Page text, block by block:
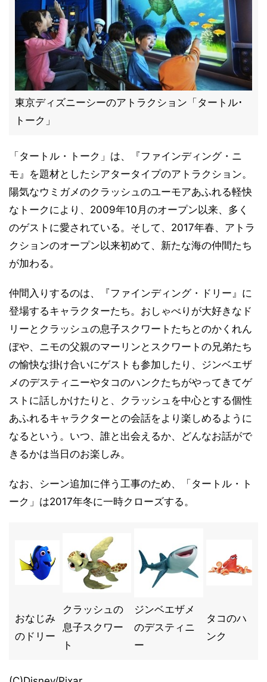
東京ディズニーシーのアトラクション「タートル･
トーク」
「タートル・トーク」は、『ファインディング・ニ
モ』を題材としたシアタータイプのアトラクション。
陽気なウミガメのクラッシュのユーモアあふれる軽快
なトークにより、2009年10月のオープン以来、多く
のゲストに愛されている。そして、2017年春、アトラ
クションのオープン以来初めて、新たな海の仲間たち
が加わる。
仲間入りするのは、『ファインディング・ドリー』に
登場するキャラクターたち。おしゃべりが大好きなド
リーとクラッシュの息子スクワートたちとのかくれん
ぼや、ニモの父親のマーリンとスクワートの兄弟たち
の愉快な掛け合いにゲストも参加したり、ジンベエザ
メのデスティニーやタコのハンクたちがやってきてゲ
ストに話しかけたりと、クラッシュを中心とする個性
あふれるキャラクターとの会話をより楽しめるように
なるという。いつ、誰と出会えるか、どんなお話がで
きるかは当日のお楽しみ。
なお、シーン追加に伴う工事のため、「タートル・ト
ーク」は2017年冬に一時クローズする。
おなじみ
のドリー
クラッシュの
息子スクワー
ト
ジンベエザメ
のデスティニ
ー
タコのハ
ンク